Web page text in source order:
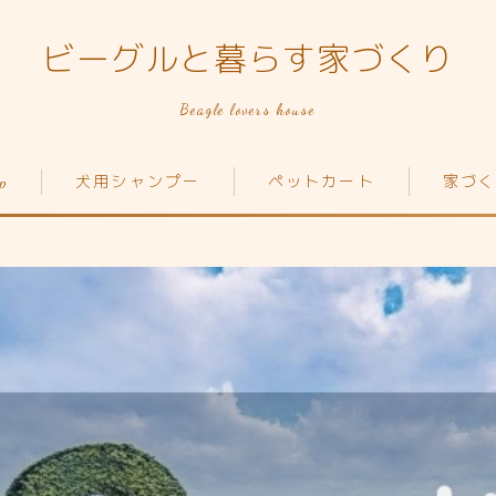
ビーグルと暮らす家づくり
Beagle lovers house
犬用シャンプー ペットカート 家づ
Top
ペットカート